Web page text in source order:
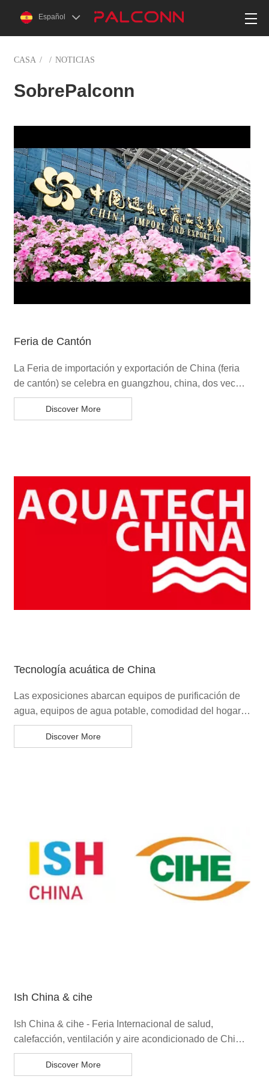
Español
CASA / / NOTICIAS
SobrePalconn
Feria de Cantón
La Feria de importación y exportación de China (feria
de cantón) se celebra en guangzhou, china, dos veces
al año Debido a la incertidumbre de la epidemia
mundial, la Feria de Cantón de primavera de 2022
Discover More
Tecnología acuática de China
Las exposiciones abarcan equipos de purificación de
agua, equipos de agua potable, comodidad del hogar,
equipos de tratamiento de aguas residuales aguas
residuales, obras municipales y tratamiento ecológico
Discover More
Ish China & cihe
Ish China & cihe - Feria Internacional de salud,
calefacción, ventilación y aire acondicionado de China
es una de las plataformas de exposición más
conocidas bajo la marca ish
Discover More